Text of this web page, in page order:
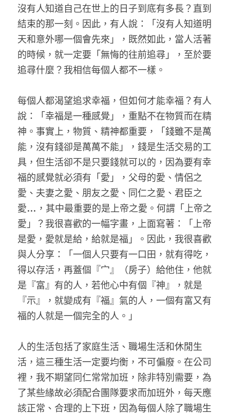
沒有人知道自己在世上的日子到底有多長？直到
結束的那一刻。因此，有人說：「沒有人知道明
天和意外哪一個會先來」，既然如此，當人活著
的時候，就一定要「無悔的往前追尋」，至於要
追尋什麼？我相信每個人都不一樣。
每個人都渴望追求幸福，但如何才能幸福？有人
說：「幸福是一種感覺」，重點不在物質而在精
神。事實上，物質、精神都重要，「錢雖不是萬
能，沒有錢卻是萬萬不能」，錢是生活交易的工
具，但生活卻不是只要錢就可以的，因為要有幸
福的感覺就必須有「愛」，父母的愛、情侶之
愛、夫妻之愛、朋友之愛、同仁之愛、君臣之
愛…，其中最重要的是上帝之愛。何謂「上帝之
愛」？我很喜歡的一幅字畫，上面寫著：「上帝
是愛，愛就是給，給就是福」。因此，我很喜歡
與人分享：「一個人只要有一口田，就有得吃，
得以存活，再蓋個『宀』（房子）給他住，他就
是『富』有的人，若他心中有個『神』，就是
『示』，就變成有『福』氣的人，一個有富又有
福的人就是一個完全的人。」
人的生活包括了家庭生活、職場生活和休閒生
活，這三種生活一定要均衡，不可偏廢。在公司
裡，我不期望同仁常常加班，除非特別需要，為
了某些緣故必須配合團隊要求而加班外，每天應
該正常、合理的上下班，因為每個人除了職場生